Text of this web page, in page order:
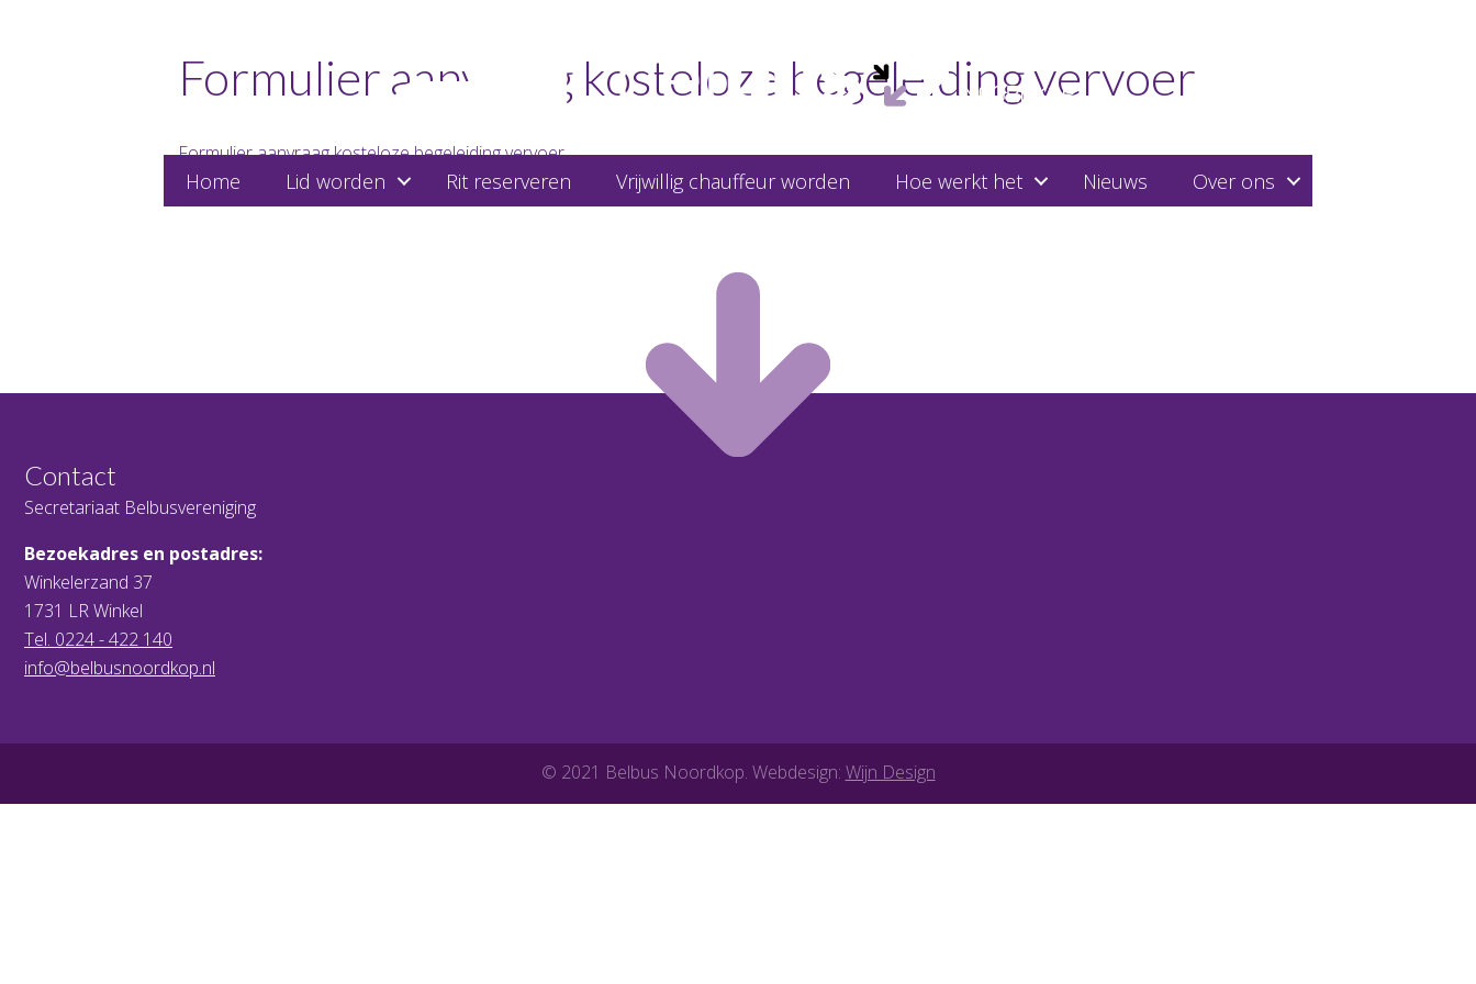
Home Lid worden Rit reserveren Vrijwillig chauffeur worden Hoe werkt het Nieuws Over ons
Formulier aanvraag kosteloze begeleiding vervoer
Formulier aanvraag kosteloze begeleiding vervoer
Contact
Secretariaat Belbusvereniging
Bezoekadres en postadres:
Winkelerzand 37
1731 LR Winkel
Tel. 0224 - 422 140
info@belbusnoordkop.nl
© 2021 Belbus Noordkop. Webdesign: Wijn Design